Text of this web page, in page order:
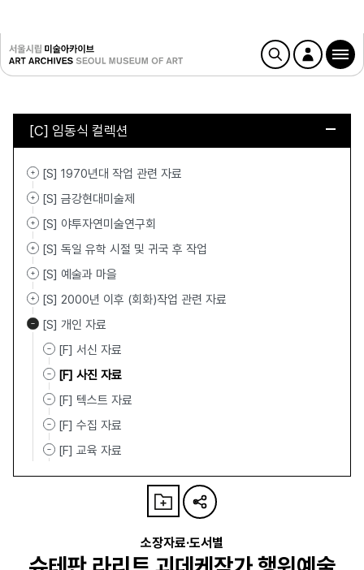
[C] 임동식 컬렉션
[S] 1970년대 작업 관련 자료
[S] 금강현대미술제
[S] 야투자연미술연구회
[S] 독일 유학 시절 및 귀국 후 작업
[S] 예술과 마을
[S] 2000년 이후 (회화)작업 관련 자료
[S] 개인 자료
[F] 서신 자료
[F] 사진 자료
[F] 텍스트 자료
[F] 수집 자료
[F] 교육 자료
소장자료·도서별